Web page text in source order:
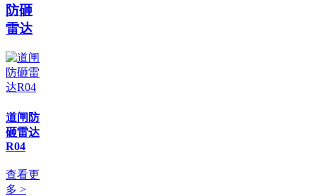
防砸
雷达
道闸防
砸雷达
R04
查看更
多 >